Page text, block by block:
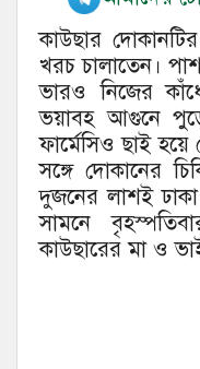
কাউছার
খরচ চালাতেন।
ভারও নিজের
ভয়াবহ আগুনে
ফার্মেসিও ছাই
সঙ্গে দোকানের
দুজনের লাশই
সামনে
কাউছারের মা ও